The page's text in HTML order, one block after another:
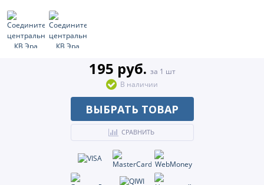
195 руб. за 1 шт
В наличии
ВЫБРАТЬ ТОВАР
СРАВНИТЬ